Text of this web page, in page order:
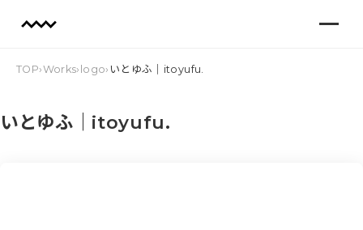
TOP›Works› logo› いとゆふ｜itoyufu.
いとゆふ｜itoyufu.